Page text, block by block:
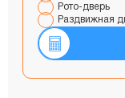
Рото-дверь
Раздвижная